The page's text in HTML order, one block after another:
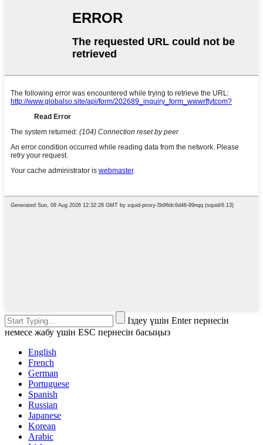
Іздеу үшін Enter пернесін
немесе жабу үшін ESC пернесін басыңыз
English
French
German
Portuguese
Spanish
Russian
Japanese
Korean
Arabic